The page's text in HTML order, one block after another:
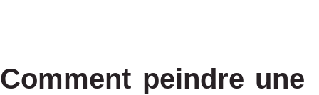
Comment peindre une